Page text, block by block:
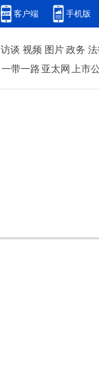
客户端 手机版
访谈 视频 图片 政务
一带一路 亚太网 上市